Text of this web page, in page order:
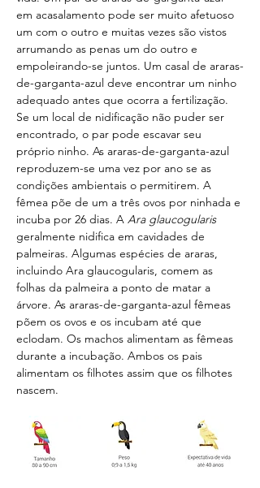
em acasalamento pode ser muito afetuoso
um com o outro e muitas vezes são vistos
arrumando as penas um do outro e
empoleirando-se juntos. Um casal de araras-
de-garganta-azul deve encontrar um ninho
adequado antes que ocorra a fertilização.
Se um local de nidificação não puder ser
encontrado, o par pode escavar seu
próprio ninho. As araras-de-garganta-azul
reproduzem-se uma vez por ano se as
condições ambientais o permitirem. A
fêmea põe de um a três ovos por ninhada e
incuba por 26 dias. A Ara glaucogularis
geralmente nidifica em cavidades de
palmeiras. Algumas espécies de araras,
incluindo Ara glaucogularis, comem as
folhas da palmeira a ponto de matar a
árvore. As araras-de-garganta-azul fêmeas
põem os ovos e os incubam até que
eclodam. Os machos alimentam as fêmeas
durante a incubação. Ambos os pais
alimentam os filhotes assim que os filhotes
nascem.